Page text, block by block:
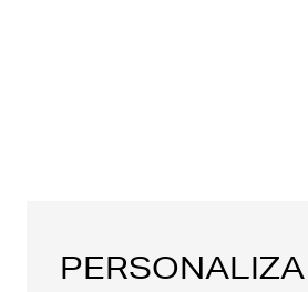
PERSONALIZA